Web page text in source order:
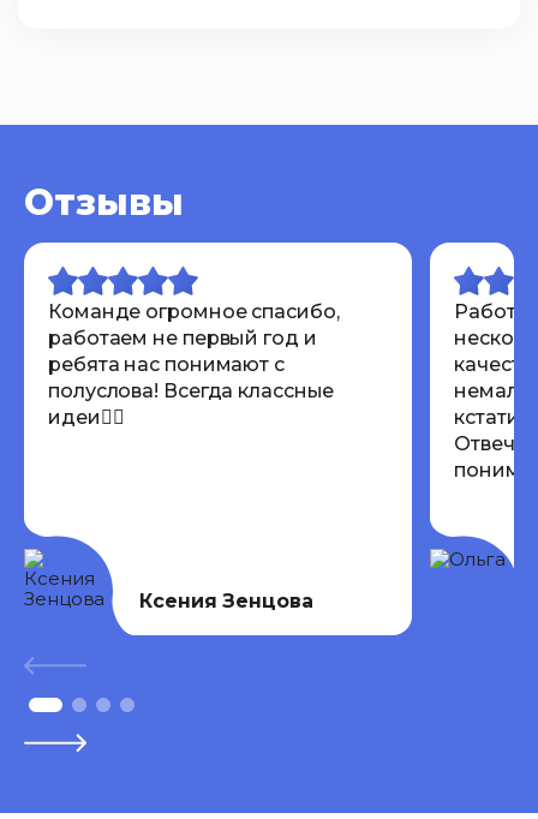
Отзывы
Команде огромное спасибо,
работаем не первый год и
ребята нас понимают с
полуслова! Всегда классные
идеи👍🏾
Ксения Зенцова
кстати